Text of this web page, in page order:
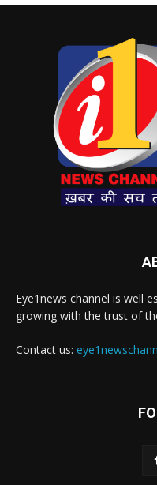
Eye1news channel is well
growing with the trust of
Contact us: